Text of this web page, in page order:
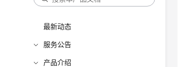
最新动态
服务公告
产品介绍